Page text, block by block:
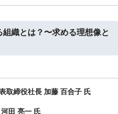
組織とは？〜求める理想像と
取締役社長 加藤 百合子 氏
田 亮一 氏